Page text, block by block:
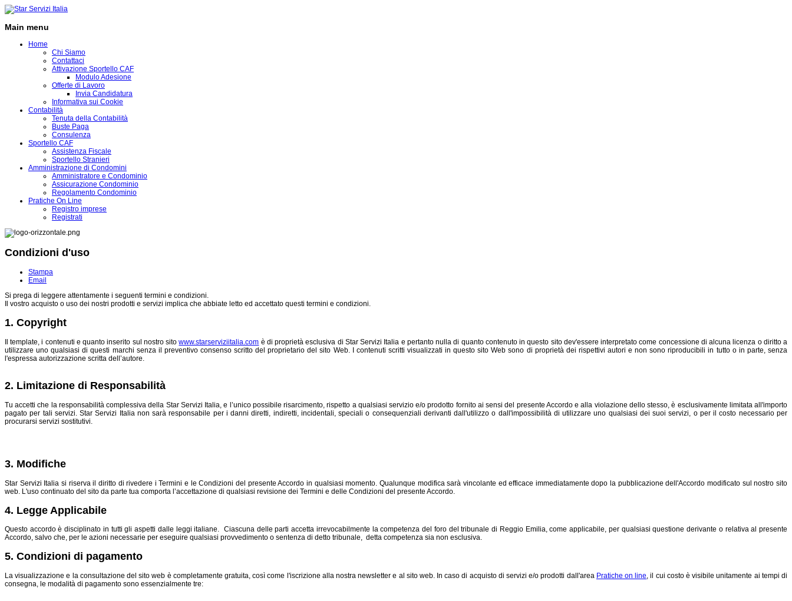
Main menu
Home
Chi Siamo
Contattaci
Attivazione Sportello CAF
Modulo Adesione
Offerte di Lavoro
Invia Candidatura
Informativa sui Cookie
Contabilità
Tenuta della Contabilità
Buste Paga
Consulenza
Sportello CAF
Assistenza Fiscale
Sportello Stranieri
Amministrazione di Condomini
Amministratore e Condominio
Assicurazione Condominio
Regolamento Condominio
Pratiche On Line
Registro imprese
Registrati
Condizioni d'uso
Stampa
Email
Si prega di leggere attentamente i seguenti termini e condizioni.
Il vostro acquisto o uso dei nostri prodotti e servizi implica che abbiate letto ed accettato questi termini e condizioni.
1. Copyright
Il template, i contenuti e quanto inserito sul nostro sitowww.starserviziitalia.com è di proprietà esclusiva di Star Servizi Italia e pertanto nulla di quanto contenuto in questo sito dev'essere interpretato come concessione di alcuna licenza o diritto a
utilizzare uno qualsiasi di questi marchi senza il preventivo consenso scritto del proprietario del sito Web. I contenuti scritti visualizzati in questo sito Web sono di proprietà dei rispettivi autori e non sono riproducibili in tutto o in parte, senza
l'espressa autorizzazione scritta dell’autore.
2. Limitazione di Responsabilità
Tu accetti che la responsabilità complessiva della Star Servizi Italia, e l’unico possibile risarcimento, rispetto a qualsiasi servizio e/o prodotto fornito ai sensi del presente Accordo e alla violazione dello stesso, è esclusivamente limitata all'importo
pagato per tali servizi. Star Servizi Italia non sarà responsabile per i danni diretti, indiretti, incidentali, speciali o consequenziali derivanti dall'utilizzo o dall'impossibilità di utilizzare uno qualsiasi dei suoi servizi, o per il costo necessario per
procurarsi servizi sostitutivi.
3. Modifiche
Star Servizi Italia si riserva il diritto di rivedere i Termini e le Condizioni del presente Accordo in qualsiasi momento. Qualunque modifica sarà vincolante ed efficace immediatamente dopo la pubblicazione dell'Accordo modificato sul nostro sito
web. L'uso continuato del sito da parte tua comporta l’accettazione di qualsiasi revisione dei Termini e delle Condizioni del presente Accordo.
4. Legge Applicabile
Questo accordo è disciplinato in tutti gli aspetti dalle leggi italiane. Ciascuna delle parti accetta irrevocabilmente la competenza del foro del tribunale di Reggio Emilia, come applicabile, per qualsiasi questione derivante o relativa al presente
Accordo, salvo che, per le azioni necessarie per eseguire qualsiasi provvedimento o sentenza di detto tribunale, detta competenza sia non esclusiva.
5. Condizioni di pagamento
La visualizzazione e la consultazione del sito web è completamente gratuita, così come l'iscrizione alla nostra newsletter e al sito web. In caso di acquisto di servizi e/o prodotti dall'area Pratiche on line, il cui costo è visibile unitamente ai tempi di
consegna, le modalità di pagamento sono essenzialmente tre: